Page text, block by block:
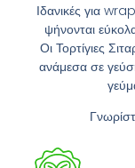
Ιδανικές για
ψήνονται
Οι Τορτίγιες
ανάμεσα σε